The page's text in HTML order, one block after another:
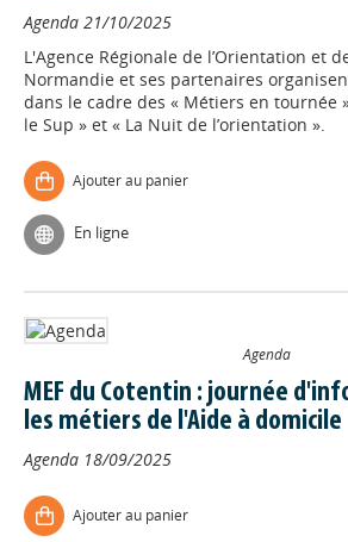
Agenda 21/10/2025
L'Agence Régionale de l’Orientation et
Normandie et ses partenaires
dans le cadre des « Métiers en tournée
le Sup » et « La Nuit de l’orientation ».
Ajouter au panier
En ligne
Agenda
MEF du Cotentin : journée
les métiers de l'Aide à domicile
Agenda 18/09/2025
Ajouter au panier